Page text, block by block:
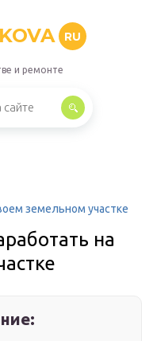
RU
и ремонте
земельном участке
на